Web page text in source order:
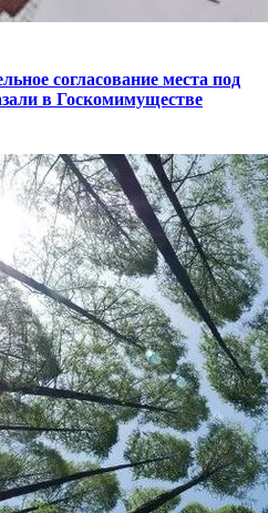
согласование места под
в Госкомимуществе